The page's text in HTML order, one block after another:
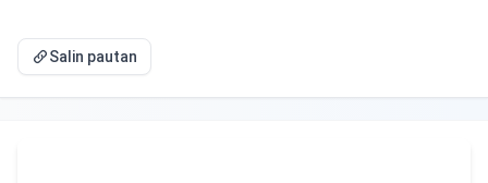
Salin pautan